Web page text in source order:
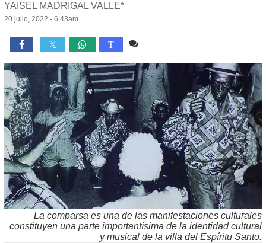
YAISEL MADRIGAL VALLE*
20 julio, 2022 - 6:43am
 T
La comparsa es una de las manifestaciones culturales
constituyen una parte importantísima de la identidad cultural
y musical de la villa del Espíritu Santo.